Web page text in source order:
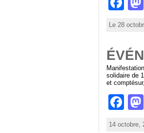
k
a
e
b
o
o
k
Le 28
solidaire de
et
F
a
14 octobre,